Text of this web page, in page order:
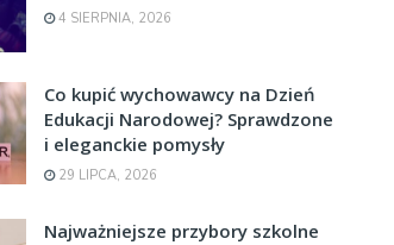
4 SIERPNIA, 2026
Co kupić wychowawcy na Dzień
Edukacji Narodowej? Sprawdzone
i eleganckie pomysły
29 LIPCA, 2026
Najważniejsze przybory szkolne